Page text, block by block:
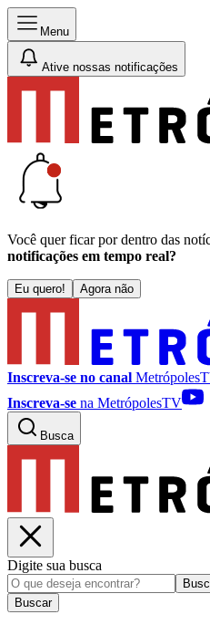
Menu
Ative nossas notificações
Você quer ficar por dentro das
notificações em tempo real?
Eu quero! Agora não
Inscreva-se no canal
Inscreva-se na MetrópolesTV
Busca
Digite sua busca
Buscar